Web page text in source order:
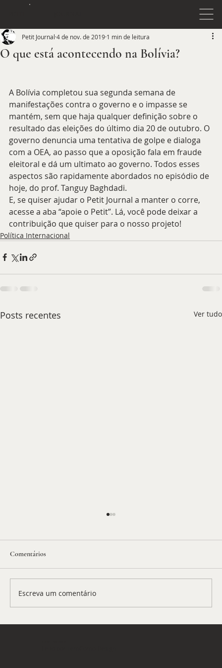
O que está acontecendo na Bolívia?
Petit Journal 4 de nov. de 2019 1 min de leitura
A Bolívia completou sua segunda semana de
manifestações contra o governo e o impasse se
mantém, sem que haja qualquer definição sobre o
resultado das eleições do último dia 20 de outubro. O
governo denuncia uma tentativa de golpe e dialoga
com a OEA, ao passo que a oposição fala em fraude
eleitoral e dá um ultimato ao governo. Todos esses
aspectos são rapidamente abordados no episódio de
hoje, do prof. Tanguy Baghdadi.
E, se quiser ajudar o Petit Journal a manter o corre,
acesse a aba “apoie o Petit”. Lá, você pode deixar a
contribuição que quiser para o nosso projeto!
Política Internacional
Posts recentes Ver tudo
Comentários
Escreva um comentário